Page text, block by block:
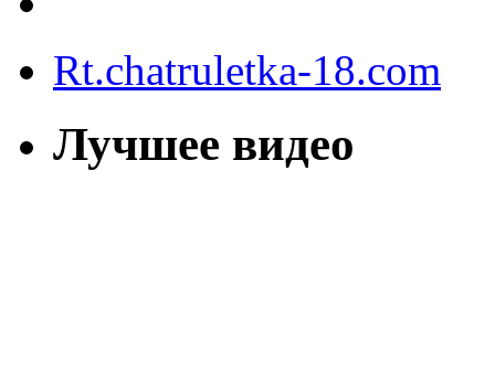
Rt.chatruletka-18.com
Лучшее видео